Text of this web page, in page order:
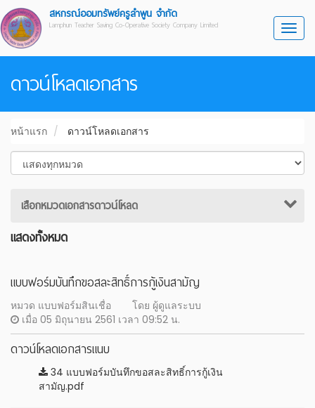
สหกรณ์ออมทรัพย์ครูลำพูน จำกัด
Lamphun Teacher Saving Co-Operative Society Company Limited
ดาวน์โหลดเอกสาร
หน้าแรก ดาวน์โหลดเอกสาร
เสือกหมวดเอกสารดาวน์โหลด
แสดงทั้งหมด
แบบฟอร์มบันทึกขอสละสิทธิ์การกู้เงินสามัญ
หมวด แบบฟอร์มสินเชื่อ
โดย ผู้ดูแลระบบ
เมื่อ 05 มิถุนายน 2561 เวลา 09:52 น.
ดาวน์โหลดเอกสารแนบ
34 แบบฟอร์มบันทึกขอสละสิทธิ์การกู้เงิน
สามัญ.pdf